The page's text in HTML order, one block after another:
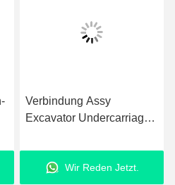
Verbindung Assy
Excavator Undercarriage
PC400 12 Monate
Garantie-Wir Reden Jetzt.